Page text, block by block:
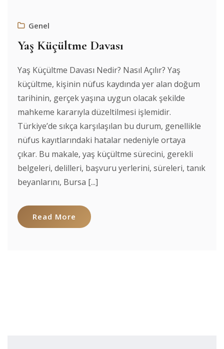
Genel
Yaş Küçültme Davası
Yaş Küçültme Davası Nedir? Nasıl Açılır? Yaş
küçültme, kişinin nüfus kaydında yer alan doğum
tarihinin, gerçek yaşına uygun olacak şekilde
mahkeme kararıyla düzeltilmesi işlemidir.
Türkiye’de sıkça karşılaşılan bu durum, genellikle
nüfus kayıtlarındaki hatalar nedeniyle ortaya
çıkar. Bu makale, yaş küçültme sürecini, gerekli
belgeleri, delilleri, başvuru yerlerini, süreleri, tanık
beyanlarını, Bursa [...]
Read More